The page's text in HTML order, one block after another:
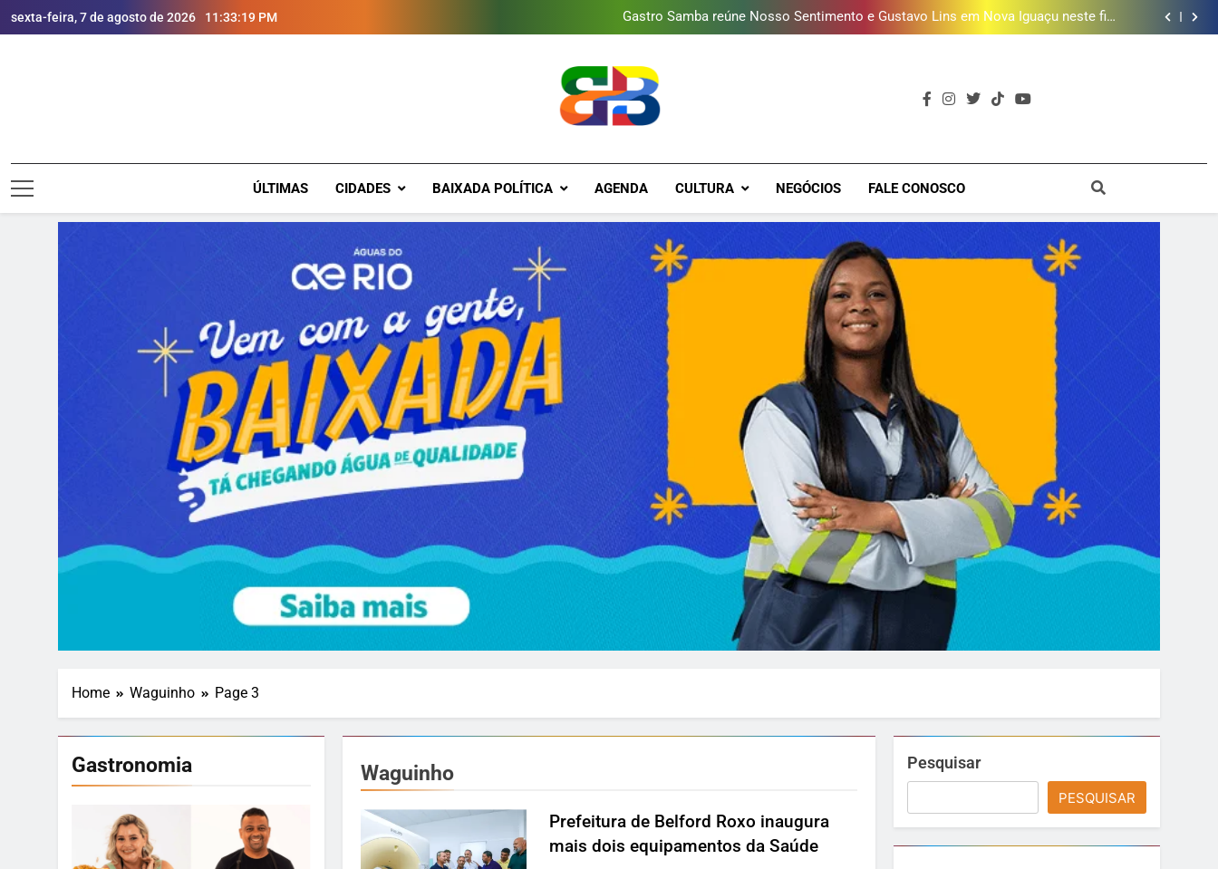
sexta-feira, 7 de agosto de 2026 11:33:21 PM
de semana
Shopping Grande Rio sorteia MacBook e oferece vinho em campanha de Dia dos
Pais
Obra garante a preservação de 190 milhões de litros de água por ano na Baixada
Gastro Samba reúne Nosso Sentimento e Gustavo Lins em Nova Iguaçu neste fim
Shopping Grande Rio sorteia MacBook e oferece vinho em campanha de Dia dos
Obra garante a preservação de 190 milhões de litros de água por ano na Baixada
Brava Baixada
ÚLTIMAS CIDADES BAIXADA POLÍTICA AGENDA CULTURA NEGÓCIOS FALE CONOSCO
Home Waguinho Page 3
Gastronomia Waguinho
Prefeitura de Belford Roxo inaugura
mais dois equipamentos da Saúde
Pesquisar
PESQUISAR